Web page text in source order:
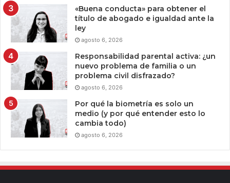
«Buena conducta» para obtener el
título de abogado e igualdad ante la
ley
agosto 6, 2026
Responsabilidad parental activa: ¿un
nuevo problema de familia o un
problema civil disfrazado?
agosto 6, 2026
Por qué la biometría es solo un
medio (y por qué entender esto lo
cambia todo)
agosto 6, 2026